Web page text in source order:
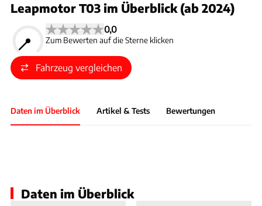
Leapmotor T03 im Überblick (ab 2024)
0,0
Zum Bewerten auf die Sterne klicken
Fahrzeug vergleichen
Daten im Überblick Artikel & Tests Bewertungen
Daten im Überblick